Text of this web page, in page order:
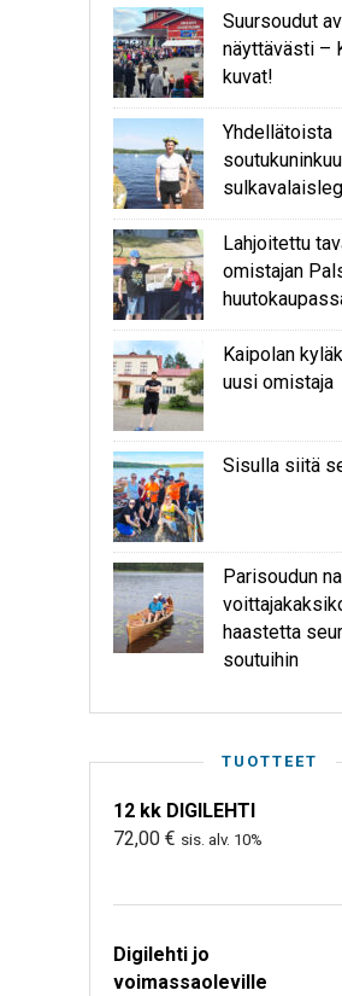
Suursoudut
näyttävästi –
kuvat!
Yhdellätoista
Lahjoitettu
omistajan
Kaipolan
uusi omistaja
Sisulla siitä
Parisoudun
haastetta
soutuihin
TUOTTEET
12 kk DIGILEHTI
72,00 € sis. alv. 10%
Digilehti jo
voimassaoleville